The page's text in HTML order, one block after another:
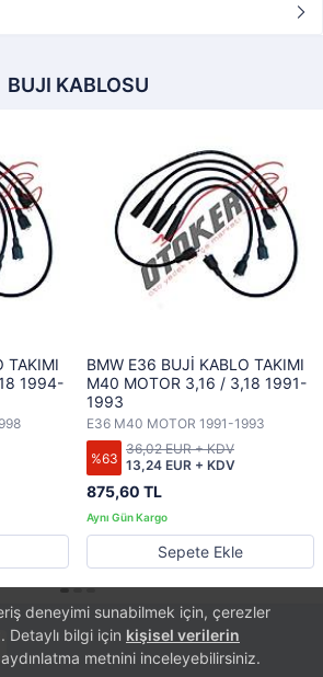
deneyimi sunabilmek için, çerezler
Detaylı bilgi için kişisel verilerin
metnini inceleyebilirsiniz.
BUJI KABLOSU
TAKIMI
1994-
BMW E36 BUJİ KABLO TAKIMI
M40 MOTOR 3,16 / 3,18 1991-
1993
E36 M40 MOTOR 1991-1993
%63
875,60 TL
13,24 EUR + KDV
36,02 EUR + KDV
Sepete Ekle